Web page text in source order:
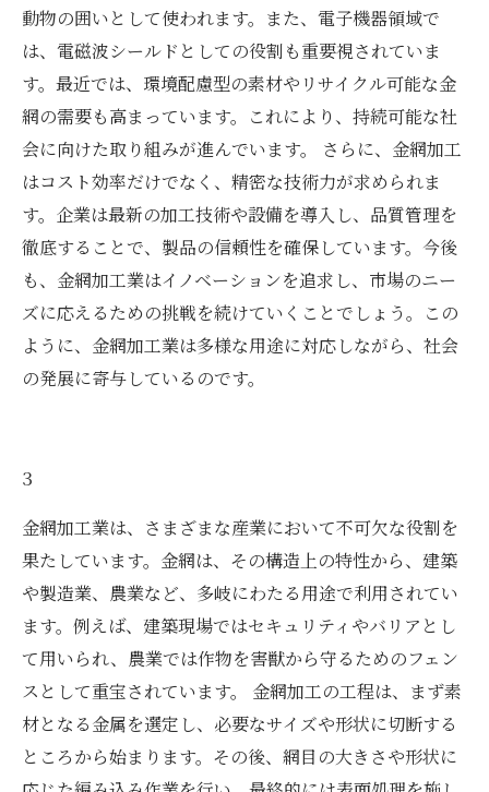
動物の囲いとして使われます。また、電子機器領域で
は、電磁波シールドとしての役割も重要視されていま
す。最近では、環境配慮型の素材やリサイクル可能な金
網の需要も高まっています。これにより、持続可能な社
会に向けた取り組みが進んでいます。 さらに、金網加工
はコスト効率だけでなく、精密な技術力が求められま
す。企業は最新の加工技術や設備を導入し、品質管理を
徹底することで、製品の信頼性を確保しています。今後
も、金網加工業はイノベーションを追求し、市場のニー
ズに応えるための挑戦を続けていくことでしょう。この
ように、金網加工業は多様な用途に対応しながら、社会
の発展に寄与しているのです。
3
金網加工業は、さまざまな産業において不可欠な役割を
果たしています。金網は、その構造上の特性から、建築
や製造業、農業など、多岐にわたる用途で利用されてい
ます。例えば、建築現場ではセキュリティやバリアとし
て用いられ、農業では作物を害獣から守るためのフェン
スとして重宝されています。 金網加工の工程は、まず素
材となる金属を選定し、必要なサイズや形状に切断する
ところから始まります。その後、網目の大きさや形状に